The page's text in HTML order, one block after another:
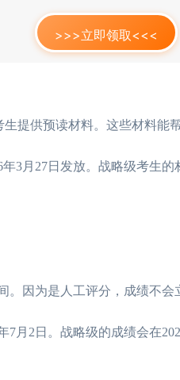
>>>立即领取<<<
提供预读材料。这些材料能
3月27日发放。战略级考生
。因为是人工评分，成绩不
7月2日。战略级的成绩会在